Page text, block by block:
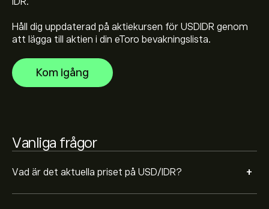
Håll dig uppdaterad på aktiekursen för USDIDR genom
att lägga till aktien i din eToro bevakningslista.
Kom igång
Vanliga frågor
Vad är det aktuella priset på USD/IDR? +
USD/IDR. Priset på USD/IDR har fluktuerat mellan
1,697.70‎Rp‎ under det senaste året.
För att köpa USDIDR, besök sidan "USD/IDR (USDIDR)"
eToros hemsida. När du har skapat ett konto och satt
in pengar klickar du på "Handla"-knappen och
bestämmer hur mycket USD/IDR du vill köpa. Du kan